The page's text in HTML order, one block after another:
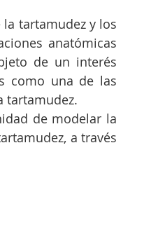
tartamudez y los
anatómicas
de un interés
como una de las
tartamudez.
de modelar la
a través